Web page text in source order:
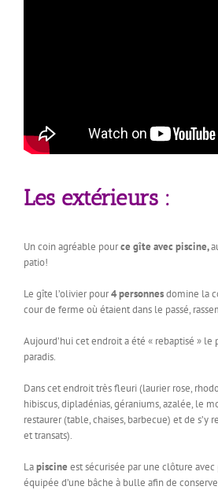
Les extérieurs :
Un coin agréable pource gîte avec piscine,
patio!
Le gîte l’olivier pour4 personnesdomine la
cour de ferme où étaient dans le passé,
Aujourd’hui cet endroit a été « rebaptisé » le
paradis.
Dans cet endroit très fleuri (laurier rose,
hibiscus, dipladénias, géraniums, azalée, le
restaurer (table, chaises, barbecue) et de s’y
et transats).
Lapiscine est sécurisée par une clôture
équipée d’une bâche à bulle afin de